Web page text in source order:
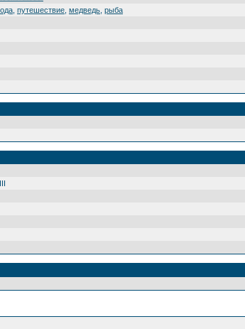
путешествие медведь рыба